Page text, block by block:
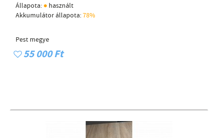
Állapota: ● használt
Akkumulátor állapota:78%
Pest megye
55 000 Ft